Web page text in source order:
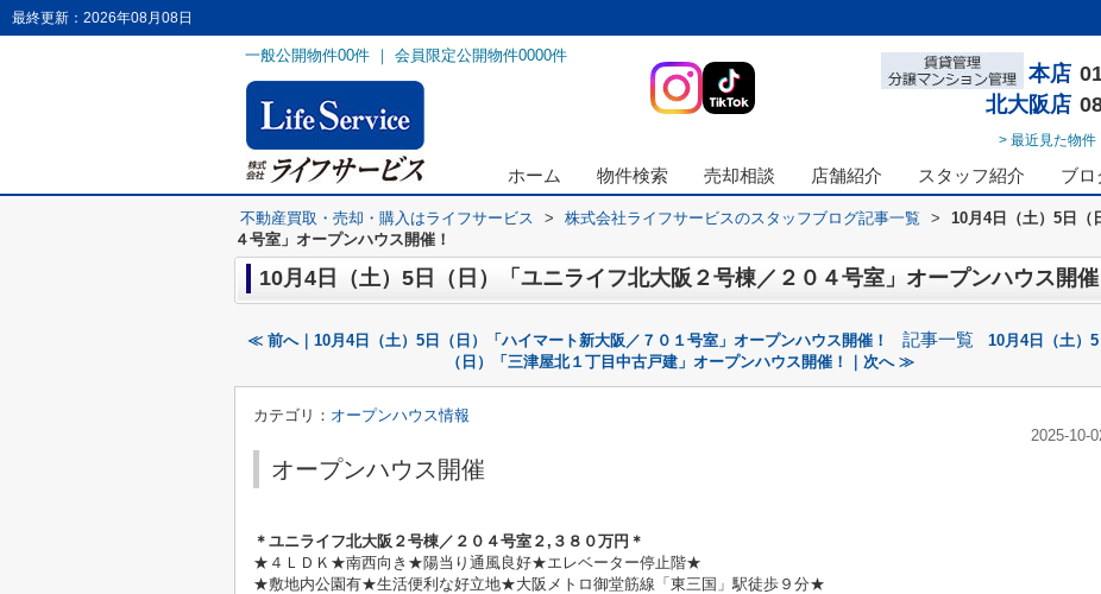
最終更新：2026年08月08日
一般公開物件00件 ｜ 会員限定公開物件0000件
本店
北大阪店
> 最近見た物件
ホーム 物件検索 売却相談 店舗紹介 スタッフ紹介 ブロ
不動産買取・売却・購入はライフサービス > 株式会社ライフサービスのスタッフブログ記事一覧 >
10月4日（土）5日（
４号室」オープンハウス開催！
10月4日（土）5日（日）「ユニライフ北大阪２号棟／２０４号室」オープンハウス開催
≪ 前へ｜10月4日（土）5日（日）「ハイマート新大阪／７０１号室」オープンハウス開催！ 記事一覧
10月4日（土）5
（日）「三津屋北１丁目中古戸建」オープンハウス開催！｜次へ ≫
カテゴリ： オープンハウス情報
2025-10-
オープンハウス開催
＊ユニライフ北大阪２号棟／２０４号室２ ,３８０万円 ＊
★ ４ＬＤＫ★南西向き★陽当り通風良好★エレベーター停止階★
★敷地内公園有★生活便利な好立地★大阪メトロ御堂筋線「東三国」駅徒歩９分★